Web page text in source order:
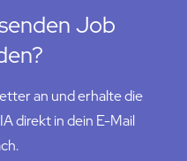
Job
an und erhalte die
direkt in dein E-Mail